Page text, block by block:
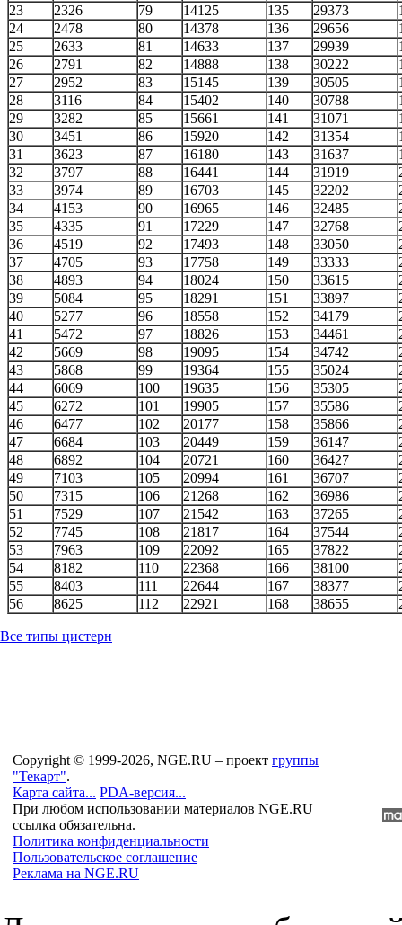
23 2326 79 14125 135 29373
24
2478 80 14378 136 29656
25
2633 81 14633 137 29939
26
2791 82 14888 138 30222
27
2952 83 15145 139 30505
28
3116 84 15402 140 30788
29
3282 85 15661 141 31071
30
3451 86 15920 142 31354
31
3623 87 16180 143 31637
32
3797 88 16441 144 31919
33
3974 89 16703 145 32202
34
4153 90 16965 146 32485
35
4335 91 17229 147 32768
36
4519 92 17493 148 33050
37
4705 93 17758 149 33333
38
4893 94 18024 150 33615
39
5084 95 18291 151 33897
40
5277 96 18558 152 34179
41
5472 97 18826 153 34461
42
5669 98 19095 154 34742
43
5868 99 19364 155 35024
44
6069 100 19635 156 35305
45
6272 101 19905 157 35586
46
6477 102 20177 158 35866
47
6684 103 20449 159 36147
48
6892 104 20721 160 36427
49
7103 105 20994 161 36707
50
7315 106 21268 162 36986
51
7529 107 21542 163 37265
52
7745 108 21817 164 37544
53
7963 109 22092 165 37822
54
8182 110 22368 166 38100
55
8403 111 22644 167 38377
56
8625 112 22921 168 38655
Все типы цистерн
Copyright © 1999-2026, NGE.RU – проект группы
"Текарт".
Карта сайта... PDA-версия...
При любом использовании материалов NGE.RU
ссылка обязательна.
Политика конфиденциальности
Пользовательское соглашение
Реклама на NGE.RU